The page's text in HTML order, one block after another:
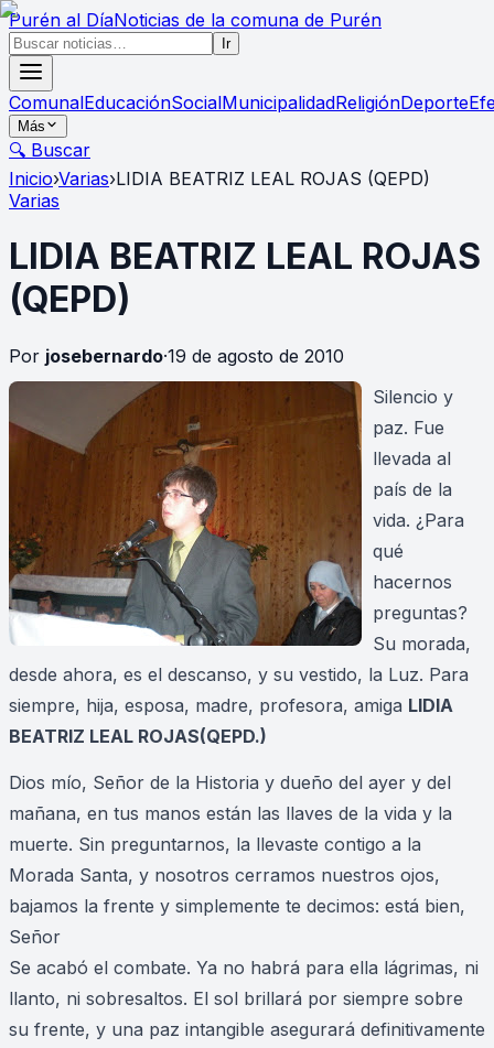
Purén al DíaNoticias de la comuna de Purén
Ir
ComunalEducaciónSocialMunicipalidadReligiónDeporte
Más
🔍 Buscar
Inicio›Varias›LIDIA BEATRIZ LEAL ROJAS (QEPD)
Varias
LIDIA BEATRIZ LEAL ROJAS
(QEPD)
Por josebernardo·19 de agosto de 2010
Silencio y
paz. Fue
llevada al
país de la
vida. ¿Para
qué
hacernos
preguntas?
Su morada,
desde ahora, es el descanso, y su vestido, la Luz. Para
siempre, hija, esposa, madre, profesora, amiga LIDIA
BEATRIZ LEAL ROJAS(QEPD.)
Dios mío, Señor de la Historia y dueño del ayer y del
mañana, en tus manos están las llaves de la vida y la
muerte. Sin preguntarnos, la llevaste contigo a la
Morada Santa, y nosotros cerramos nuestros ojos,
bajamos la frente y simplemente te decimos: está bien,
Señor
Se acabó el combate. Ya no habrá para ella lágrimas, ni
llanto, ni sobresaltos. El sol brillará por siempre sobre
su frente, y una paz intangible asegurará definitivamente